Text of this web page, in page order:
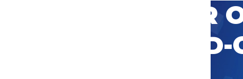
CAREER
GSV’S